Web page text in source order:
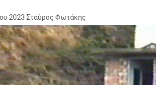
2023 Σταύρος Φωτάκης